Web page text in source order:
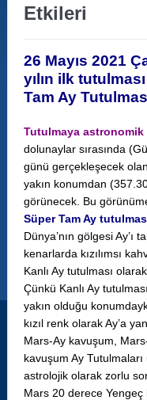
Etkileri
26 Mayıs 2021
yılın ilk
Tam Ay
Tutulmaya astronomik
dolunaylar sırasında
günü gerçekleşecek
yakın konumdan
görünecek. Bu
Süper Tam Ay
Dünya’nın gölgesi Ay’ı
kenarlarda kızılımsı
Kanlı Ay tutulması
Çünkü Kanlı Ay
yakın olduğu
kızıl renk olarak Ay’a
Mars-Ay kavuşum,
kavuşum Ay
astrolojik olarak zorlu
Mars 20 derece